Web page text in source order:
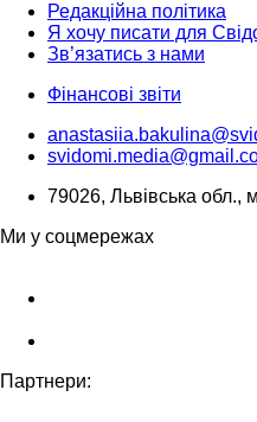
Редакційна політика
Я хочу писати для
Зв’язатись з нами
Фінансові звіти
79026, Львівська обл.,
Ми у соцмережах
Партнери: